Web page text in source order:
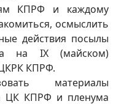
КПРФ и каждому
осмыслить
действия посылы
на IX (майском)
КПРФ.
материалы
ЦК КПРФ и пленума